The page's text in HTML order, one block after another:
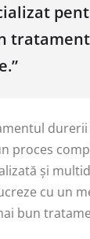
proces
și
cu un
bun